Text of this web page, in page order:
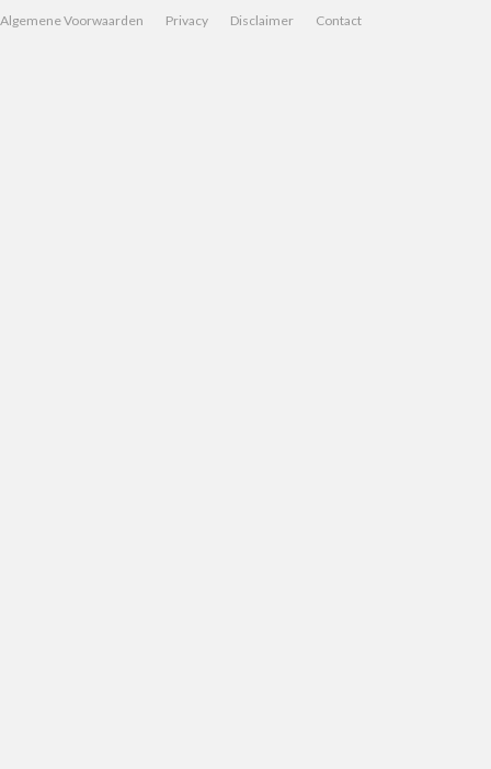
Algemene Voorwaarden Privacy Disclaimer Contact